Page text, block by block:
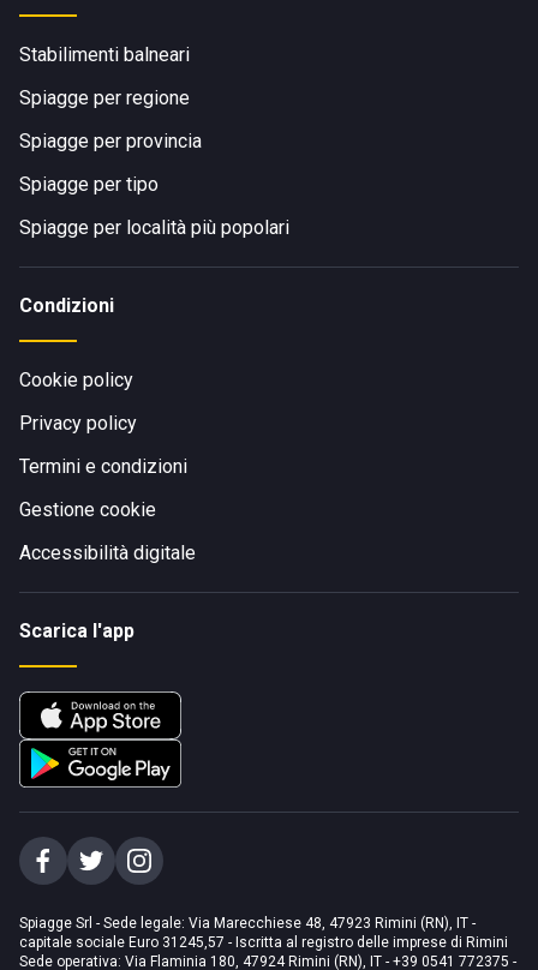
Stabilimenti balneari
Spiagge per regione
Spiagge per provincia
Spiagge per tipo
Spiagge per località più popolari
Condizioni
Cookie policy
Privacy policy
Termini e condizioni
Gestione cookie
Accessibilità digitale
Scarica l'app
Spiagge Srl - Sede legale: Via Marecchiese 48, 47923 Rimini (RN), IT -
capitale sociale Euro 31245,57 - Iscritta al registro delle imprese di Rimini
Sede operativa: Via Flaminia 180, 47924 Rimini (RN), IT - +39 0541 772375 -